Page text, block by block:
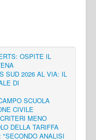
OSPITE IL
SUD 2026 AL VIA: IL
DI
SCUOLA
CIVILE
MENO
DELLA TARIFFA
ANALISI